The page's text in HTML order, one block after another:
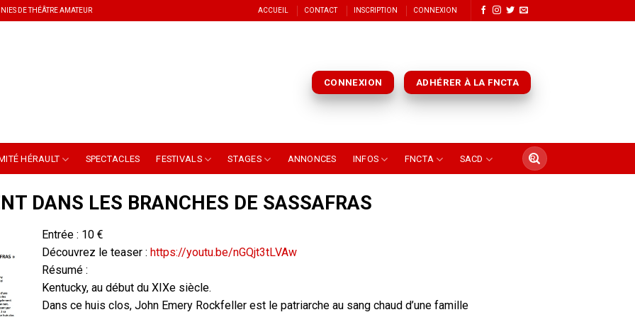
DE THÉÂTRE AMATEUR ACCUEIL CONTACT INSCRIPTION CONNEXION
CONNEXION ADHÉRER À LA FNCTA
HÉRAULT SPECTACLES FESTIVALS STAGES ANNONCES INFOS FNCTA SACD
DANS LES BRANCHES DE SASSAFRAS
Entrée : 10 €
Découvrez le teaser : https://youtu.be/nGQjt3tLVAw
Résumé :
Kentucky, au début du XIXe siècle.
Dans ce huis clos, John Emery Rockfeller est le patriarche au sang chaud d’une famille